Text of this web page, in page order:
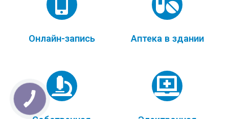
Онлайн-запись Аптека в здании